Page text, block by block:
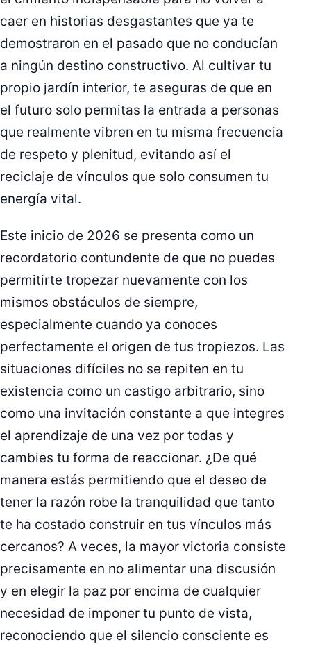
caer en historias desgastantes que ya te
demostraron en el pasado que no conducían
a ningún destino constructivo. Al cultivar tu
propio jardín interior, te aseguras de que en
el futuro solo permitas la entrada a personas
que realmente vibren en tu misma frecuencia
de respeto y plenitud, evitando así el
reciclaje de vínculos que solo consumen tu
energía vital.
Este inicio de 2026 se presenta como un
recordatorio contundente de que no puedes
permitirte tropezar nuevamente con los
mismos obstáculos de siempre,
especialmente cuando ya conoces
perfectamente el origen de tus tropiezos. Las
situaciones difíciles no se repiten en tu
existencia como un castigo arbitrario, sino
como una invitación constante a que integres
el aprendizaje de una vez por todas y
cambies tu forma de reaccionar. ¿De qué
manera estás permitiendo que el deseo de
tener la razón robe la tranquilidad que tanto
te ha costado construir en tus vínculos más
cercanos? A veces, la mayor victoria consiste
precisamente en no alimentar una discusión
y en elegir la paz por encima de cualquier
necesidad de imponer tu punto de vista,
reconociendo que el silencio consciente es